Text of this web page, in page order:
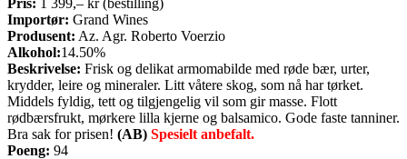
Importør: Grand Wines
Produsent: Az. Agr. Roberto Voerzio
Alkohol:14.50%
Beskrivelse: Frisk og delikat armomabilde med røde bær, urter,
krydder, leire og mineraler. Litt våtere skog, som nå har tørket.
Middels fyldig, tett og tilgjengelig vil som gir masse. Flott
rødbærsfrukt, mørkere lilla kjerne og balsamico. Gode faste tanniner.
Bra sak for prisen! (AB) Spesielt anbefalt.
Poeng: 94